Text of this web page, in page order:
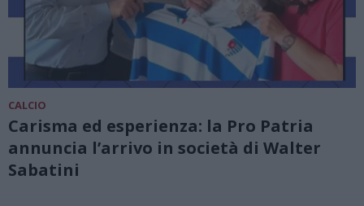
CALCIO
Carisma ed esperienza: la Pro Patria
annuncia l’arrivo in società di Walter
Sabatini